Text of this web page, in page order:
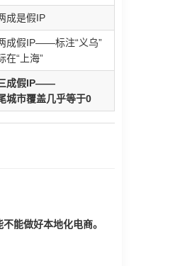
成是假IP
成假IP——标注“义乌”
在“上海”
成假IP——
城市覆盖几乎等于0
能做好本地化电商。